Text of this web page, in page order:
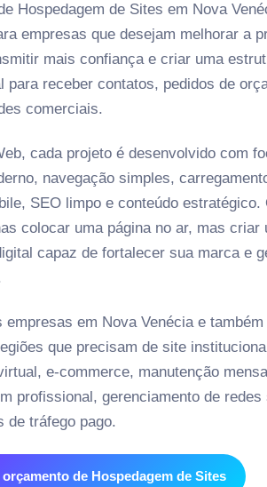
Hospedagem de Sites em Nova
empresas que desejam melhorar a
mais confiança e criar uma
para receber contatos, pedidos de
comerciais.
cada projeto é desenvolvido com
navegação simples,
SEO limpo e conteúdo estratégico.
colocar uma página no ar, mas criar
capaz de fortalecer sua marca e
empresas em Nova Venécia e
que precisam de site
e-commerce, manutenção
profissional, gerenciamento de
de tráfego pago.
de Hospedagem de Sites